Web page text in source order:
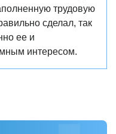
трудовую
сделал, так
ее и
интересом.